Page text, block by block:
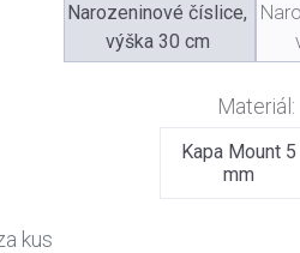
Narozeninové číslice,
výška 30 cm
Materiál:
Kapa Mount 5
mm
kus